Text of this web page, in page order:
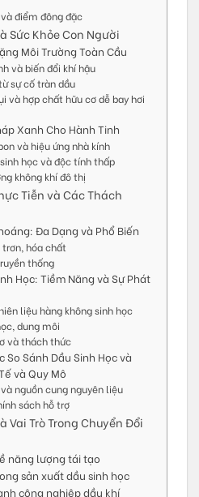
điểm đông đặc
Sức Khỏe Con Người
Môi Trường Toàn Cầu
và biến đổi khí hậu
sự cố tràn dầu
và hợp chất hữu cơ dễ bay hơi
Xanh Cho Hành Tinh
và hiệu ứng nhà kính
học và độc tính thấp
không khí đô thị
Tiễn và Các Thách
Đa Dạng và Phổ Biến
hóa chất
thống
Học: Tiềm Năng và Sự Phát
liệu hàng không sinh học
dung môi
và thách thức
Sánh Dầu Sinh Học và
và Quy Mô
nguồn cung nguyên liệu
sách hỗ trợ
Vai Trò Trong Chuyển Đổi
năng lượng tái tạo
sản xuất dầu sinh học
công nghiệp dầu khí